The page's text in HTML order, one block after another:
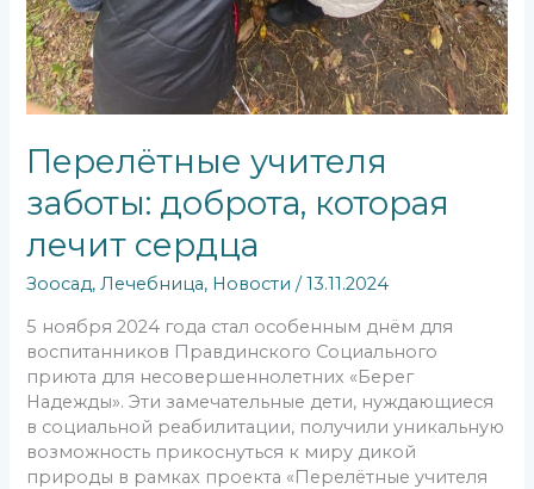
Перелётные учителя
заботы: доброта, которая
лечит сердца
Зоосад,Лечебница, Новости /13.11.2024
5 ноября 2024 года стал особенным днём для
воспитанников Правдинского Социального
приюта для несовершеннолетних «Берег
Надежды». Эти замечательные дети, нуждающиеся
в социальной реабилитации, получили уникальную
возможность прикоснуться к миру дикой
природы в рамках проекта «Перелётные учителя